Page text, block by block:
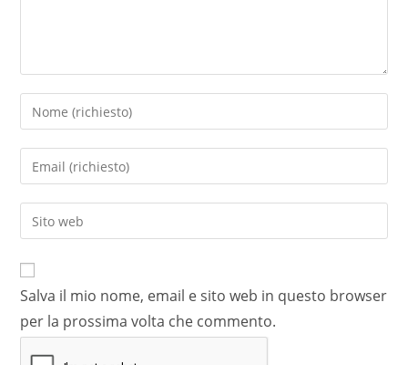
Salva il mio nome, email e sito web in questo browser
per la prossima volta che commento.